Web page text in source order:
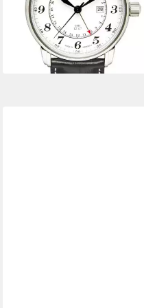
248,31 € UVP279,00 €
-11%
lieferbar - in 1-2 Werktagen bei dir